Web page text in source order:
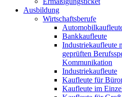
Ausbildung
Wirtschaftsberufe
Bankkaufleute
Industriekaufleute
geprüften
Kommunikation
Industriekaufleute
Kaufleute für
Kaufleute im